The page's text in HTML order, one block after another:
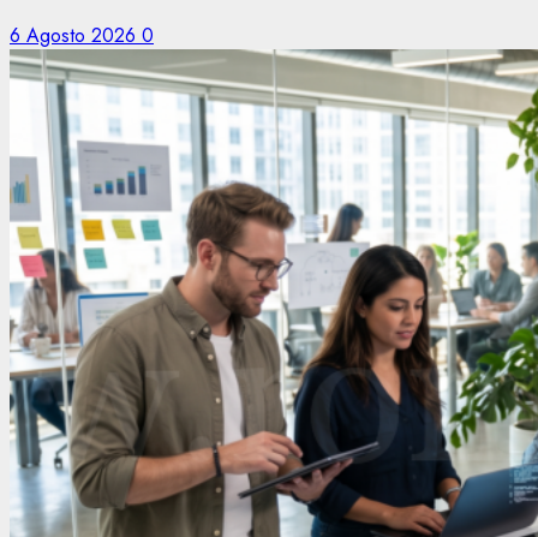
6 Agosto 2026 0